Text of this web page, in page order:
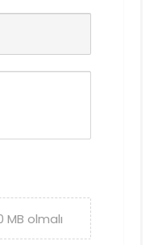
MB olmalı